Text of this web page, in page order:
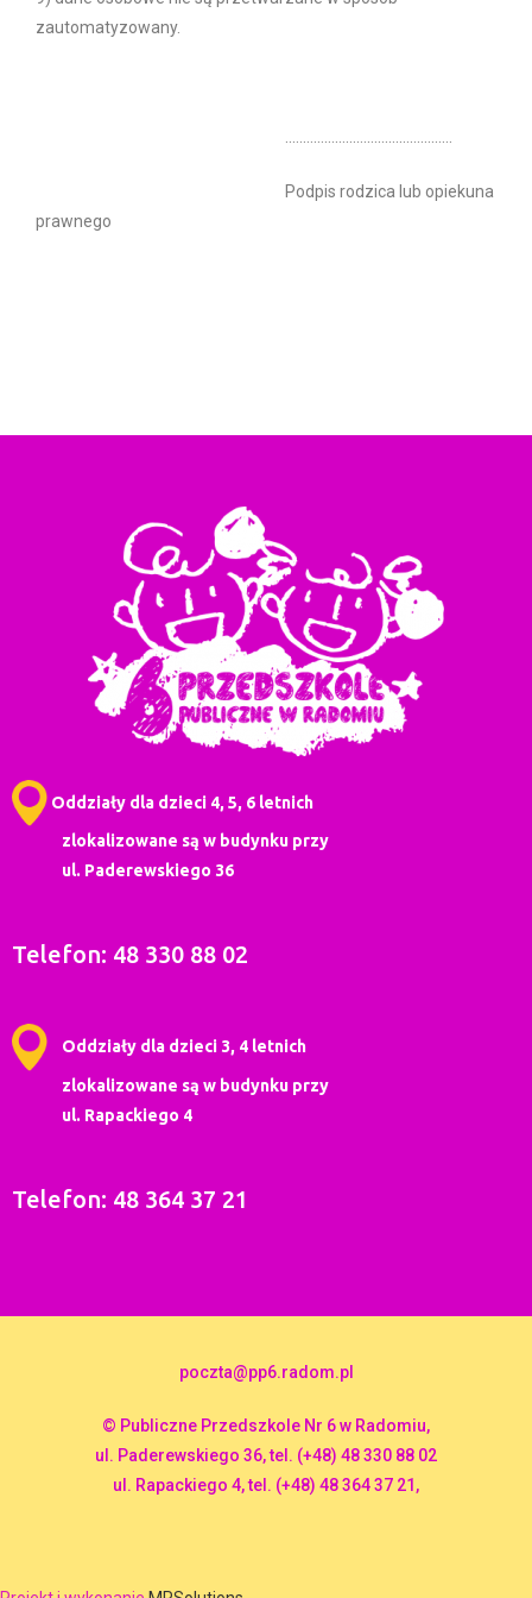
zautomatyzowany.
Podpis rodzica lub opiekuna
prawnego
Oddziały dla dzieci 4, 5, 6 letnich
zlokalizowane są w budynku przy
ul. Paderewskiego 36
Telefon: 48 330 88 02
Oddziały dla dzieci 3, 4 letnich
zlokalizowane są w budynku przy
ul. Rapackiego 4
Telefon: 48 364 37 21
poczta@pp6.radom.pl
© Publiczne Przedszkole Nr 6 w Radomiu,
ul. Paderewskiego 36, tel. (+48) 48 330 88 02
ul. Rapackiego 4, tel. (+48) 48 364 37 21,